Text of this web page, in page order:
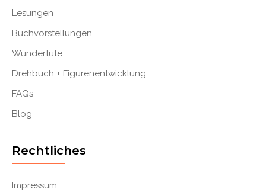
Lesungen
Buchvorstellungen
Wundertüte
Drehbuch + Figurenentwicklung
FAQs
Blog
Rechtliches
Impressum